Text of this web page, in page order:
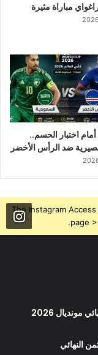
مباراة مثيرة
اختبار الحسم..
ضد الرأس الأخضر
The Instagram
page
2026
النهائي